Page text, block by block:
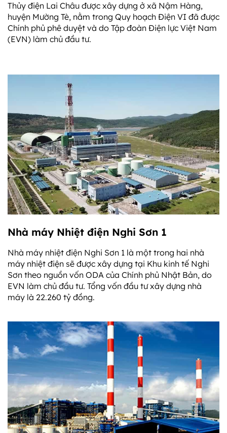
Thủy điện Lai Châu được xây dựng ở xã Nậm Hàng,
huyện Mường Tè, nằm trong Quy hoạch Điện VI đã được
Chính phủ phê duyệt và do Tập đoàn Điện lực Việt Nam
(EVN) làm chủ đầu tư.
Nhà máy Nhiệt điện Nghi Sơn 1
Nhà máy nhiệt điện Nghi Sơn 1 là một trong hai nhà
máy nhiệt điện sẽ được xây dựng tại Khu kinh tế Nghi
Sơn theo nguồn vốn ODA của Chính phủ Nhật Bản, do
EVN làm chủ đầu tư. Tổng vốn đầu tư xây dựng nhà
máy là 22.260 tỷ đồng.